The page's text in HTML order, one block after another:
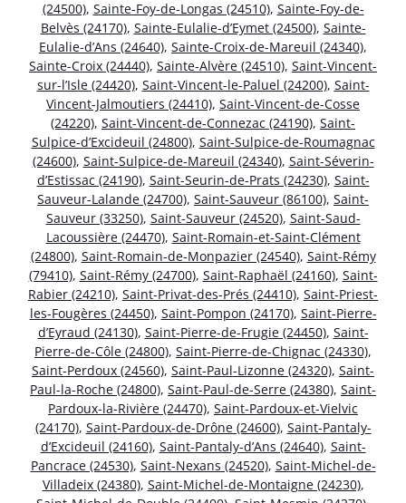
(24500), Sainte-Foy-de-Longas (24510), Sainte-Foy-de-
Belvès (24170), Sainte-Eulalie-d’Eymet (24500), Sainte-
Eulalie-d’Ans (24640), Sainte-Croix-de-Mareuil (24340),
Sainte-Croix (24440), Sainte-Alvère (24510), Saint-Vincent-
sur-l’Isle (24420), Saint-Vincent-le-Paluel (24200), Saint-
Vincent-Jalmoutiers (24410), Saint-Vincent-de-Cosse
(24220), Saint-Vincent-de-Connezac (24190), Saint-
Sulpice-d’Excideuil (24800), Saint-Sulpice-de-Roumagnac
(24600), Saint-Sulpice-de-Mareuil (24340), Saint-Séverin-
d’Estissac (24190), Saint-Seurin-de-Prats (24230), Saint-
Sauveur-Lalande (24700), Saint-Sauveur (86100), Saint-
Sauveur (33250), Saint-Sauveur (24520), Saint-Saud-
Lacoussière (24470), Saint-Romain-et-Saint-Clément
(24800), Saint-Romain-de-Monpazier (24540), Saint-Rémy
(79410), Saint-Rémy (24700), Saint-Raphaël (24160), Saint-
Rabier (24210), Saint-Privat-des-Prés (24410), Saint-Priest-
les-Fougères (24450), Saint-Pompon (24170), Saint-Pierre-
d’Eyraud (24130), Saint-Pierre-de-Frugie (24450), Saint-
Pierre-de-Côle (24800), Saint-Pierre-de-Chignac (24330),
Saint-Perdoux (24560), Saint-Paul-Lizonne (24320), Saint-
Paul-la-Roche (24800), Saint-Paul-de-Serre (24380), Saint-
Pardoux-la-Rivière (24470), Saint-Pardoux-et-Vielvic
(24170), Saint-Pardoux-de-Drône (24600), Saint-Pantaly-
d’Excideuil (24160), Saint-Pantaly-d’Ans (24640), Saint-
Pancrace (24530), Saint-Nexans (24520), Saint-Michel-de-
Villadeix (24380), Saint-Michel-de-Montaigne (24230),